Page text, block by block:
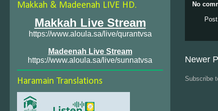
No
Newer
Subscribe
Makkah & Madeenah LIVE HD.
Makkah Live Stream
https://www.aloula.sa/live/qurantvsa
Madeenah Live Stream
https://www.aloula.sa/live/sunnatvsa
Haramain Translations